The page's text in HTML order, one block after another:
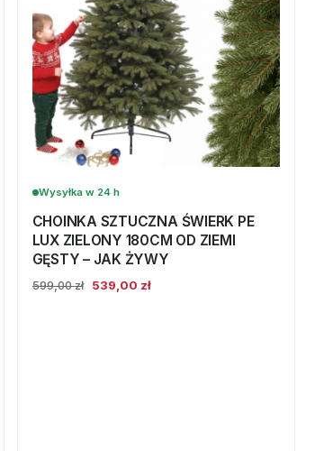
Wysyłka w 24 h
CHOINKA SZTUCZNA ŚWIERK PE
LUX ZIELONY 180CM OD ZIEMI
GĘSTY – JAK ŻYWY
599,00zł
Pierwotna
539,00 złAktualna